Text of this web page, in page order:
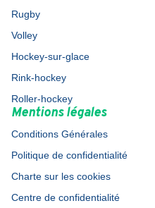
Rugby
Volley
Hockey-sur-glace
Rink-hockey
Roller-hockey
Mentions légales
Conditions Générales
Politique de confidentialité
Charte sur les cookies
Centre de confidentialité